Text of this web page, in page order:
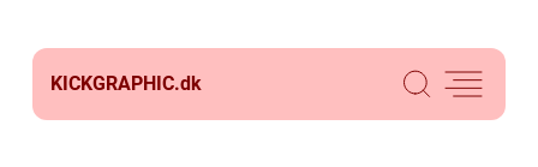
KICKGRAPHIC.dk